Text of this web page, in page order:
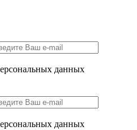
данных
данных